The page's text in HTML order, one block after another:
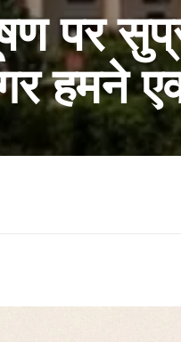
पर
हमने